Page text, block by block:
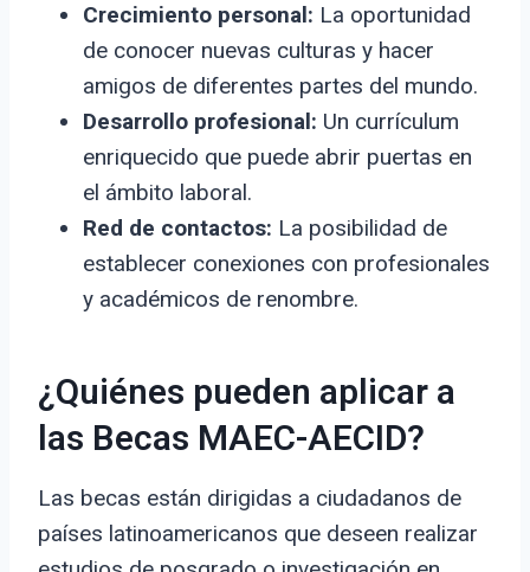
Crecimiento personal: La oportunidad
de conocer nuevas culturas y hacer
amigos de diferentes partes del mundo.
Desarrollo profesional: Un currículum
enriquecido que puede abrir puertas en
el ámbito laboral.
Red de contactos: La posibilidad de
establecer conexiones con profesionales
y académicos de renombre.
¿Quiénes pueden aplicar a
las Becas MAEC-AECID?
Las becas están dirigidas a ciudadanos de
países latinoamericanos que deseen realizar